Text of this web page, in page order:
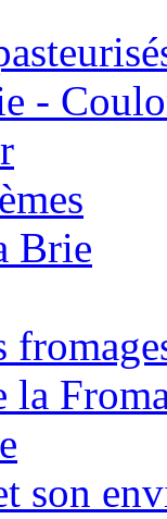
-
Brie
la
son